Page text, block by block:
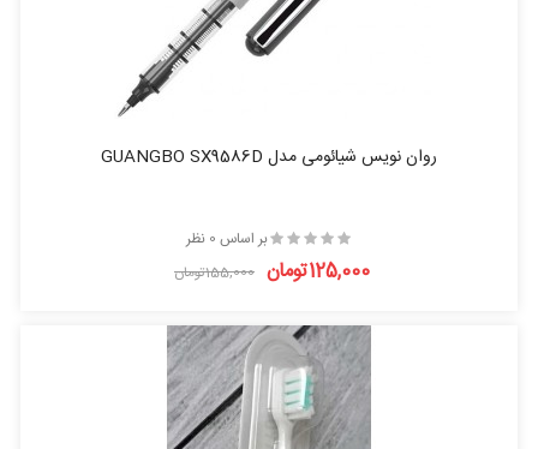
روان نویس شیائومی مدل GUANGBO SX9586D
بر اساس 0 نظر
125,000تومان 155,000تومان